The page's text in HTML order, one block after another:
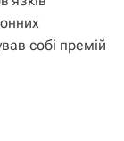
собі премій